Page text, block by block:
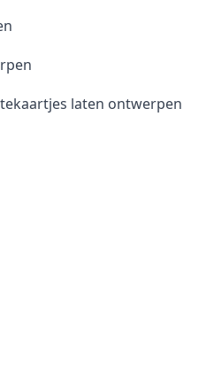
laten ontwerpen